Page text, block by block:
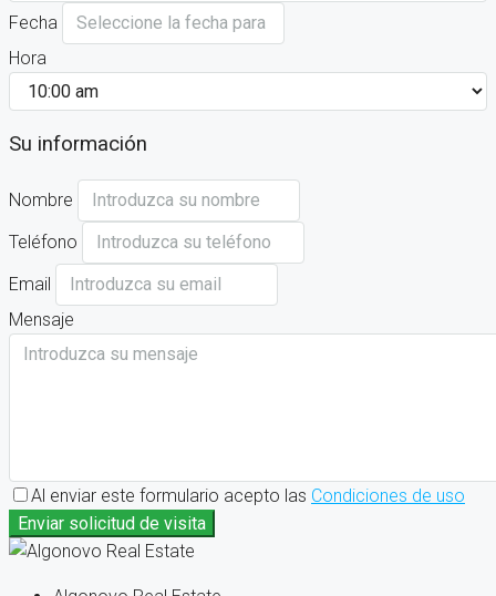
Fecha
Hora
Su información
Nombre
Teléfono
Email
Mensaje
Al enviar este formulario acepto las Condiciones de uso
Enviar solicitud de visita